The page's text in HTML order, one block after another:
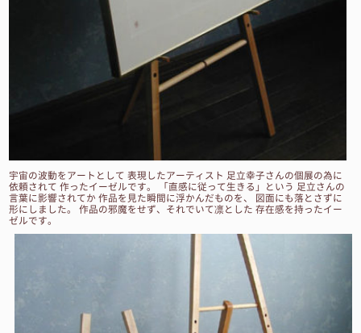
宇宙の波動をアートとして 表現したアーティスト 足立幸子さんの個展の為に
依頼されて 作ったイーゼルです。 「直感に従って生きる」という 足立さんの
言葉に影響されてか 作品を見た瞬間に浮かんだものを、 図面にも落とさずに
形にしました。 作品の邪魔をせず、それでいて凛とした 存在感を持ったイー
ゼルです。